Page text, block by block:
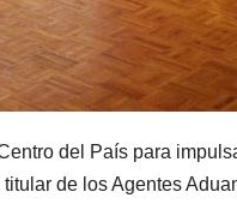
del País para
de los Agentes